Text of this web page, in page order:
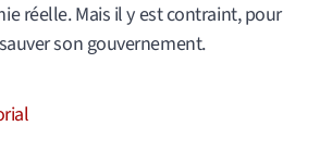
réelle. Mais il y est contraint, pour
son gouvernement.